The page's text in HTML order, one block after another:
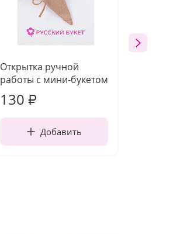
Открытка ручной
работы с мини-букетом
130 ₽
Добавить